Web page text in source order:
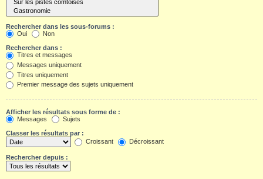
Rechercher dans les sous-forums :
Oui
Non
Rechercher dans :
Titres et messages
Messages uniquement
Titres uniquement
Premier message des sujets uniquement
Afficher les résultats sous forme de :
Messages
Sujets
Classer les résultats par :
Croissant
Décroissant
Rechercher depuis :